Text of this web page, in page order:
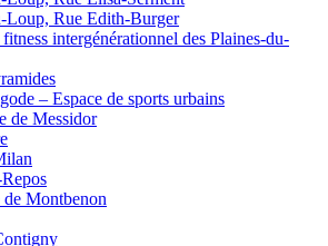
Loup, Rue Edith-Burger
fitness intergénérationnel des Plaines-du-
– Espace de sports urbains
de Messidor
de Montbenon